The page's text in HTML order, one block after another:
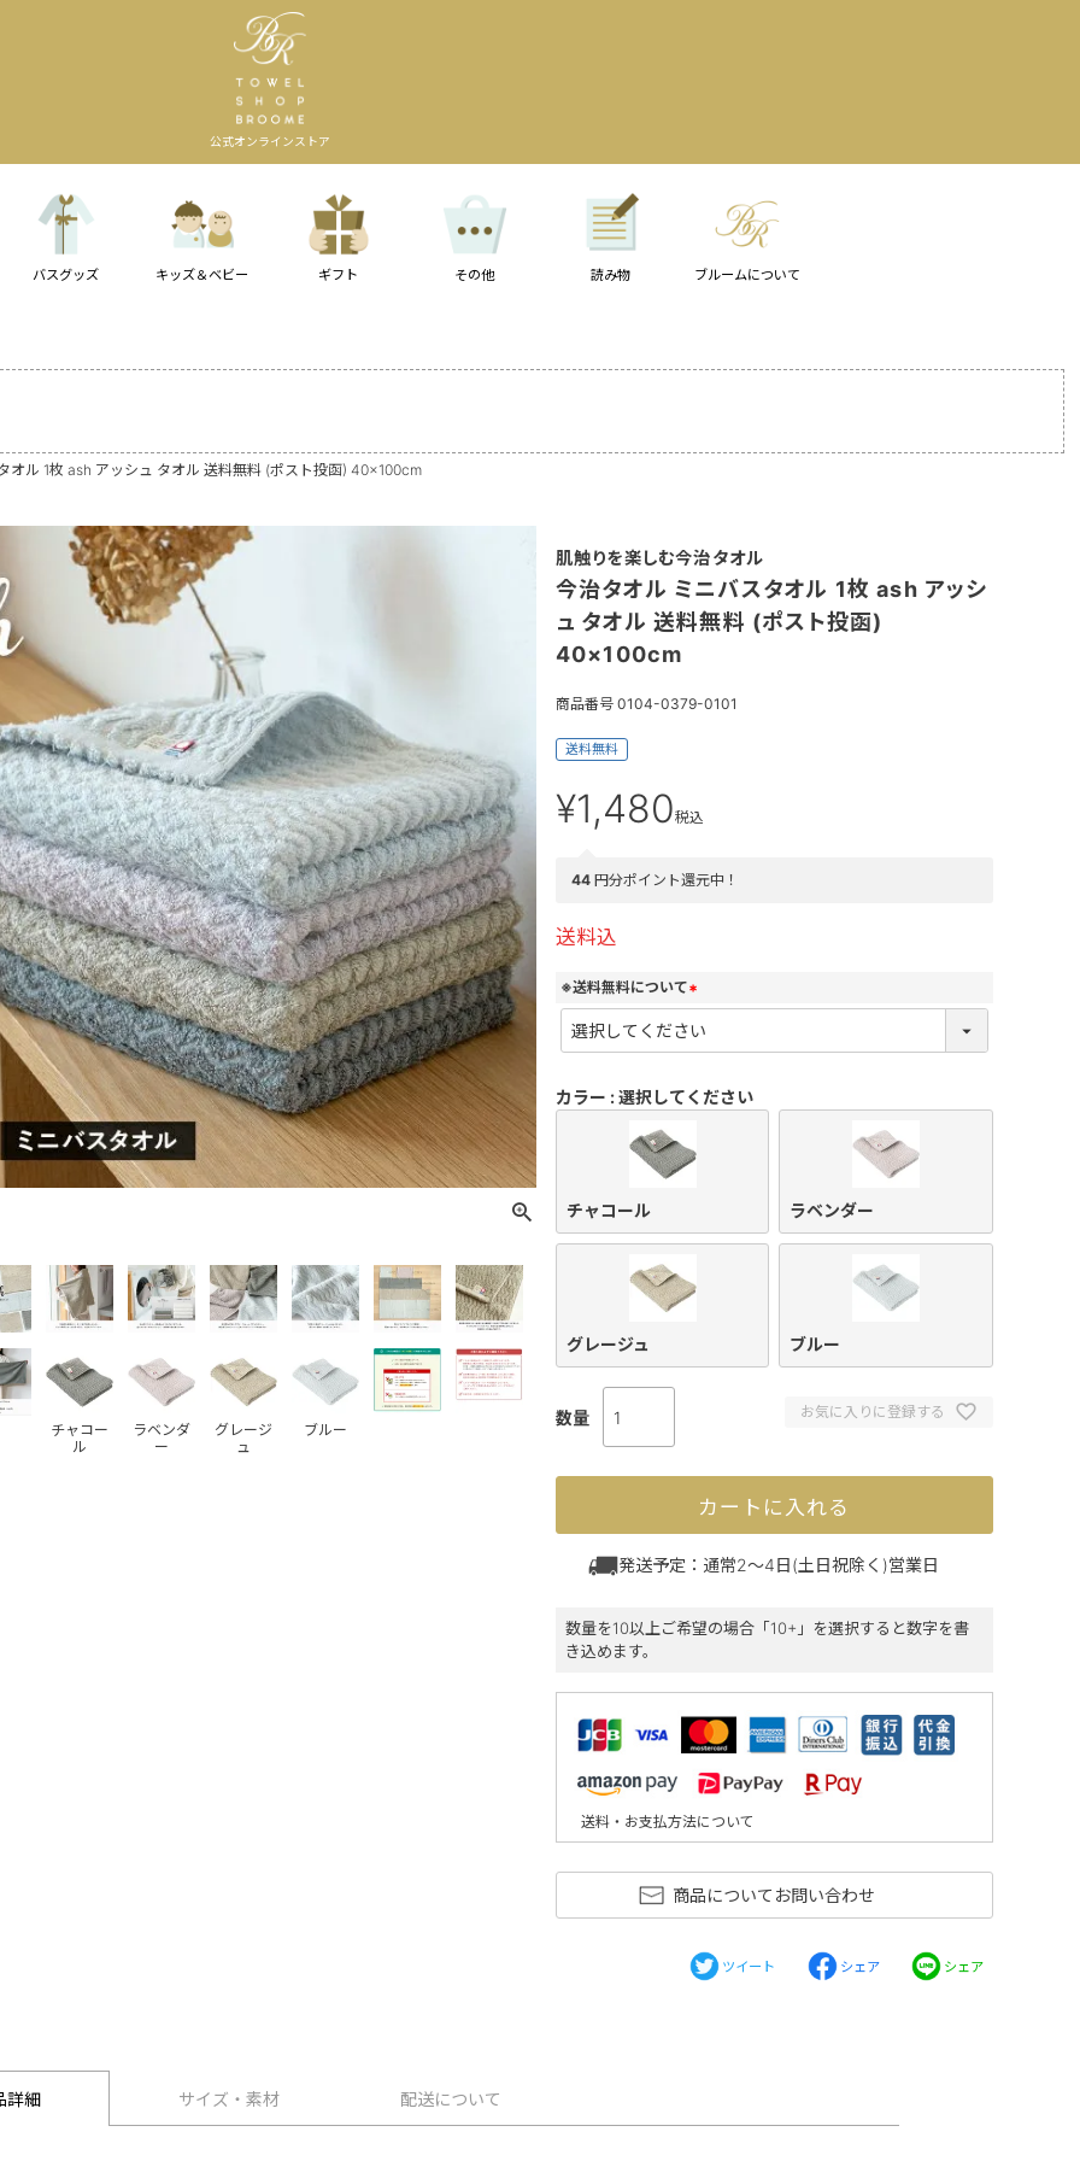
公式オンラインストア
バスグッズ キッズ＆ベビー ギフト その他 読み物 ブルームについて
オル 1枚 ash アッシュ タオル 送料無料 (ポスト投函) 40×100cm
チャコー
ル
ラベンダ
ー
グレージ
ュ
ブルー
肌触りを楽しむ今治タオル
今治タオル ミニバスタオル 1枚 ash アッシ
ュ タオル 送料無料 (ポスト投函)
40×100cm
商品番号 0104-0379-0101
送料無料
¥1,480税込
44 円分ポイント還元中！
送料込
※送料無料について
(
必
須
カラー 選択してください
チャコール ラベンダー
グレージュ ブルー
お気に入りに登録する
カートに入れる
発送予定：通常2～4日(土日祝除く)営業日
数量を10以上ご希望の場合「10+」を選択すると数字を書
き込めます。
送料・お支払方法について
商品についてお問い合わせ
ツイート シェア シェア
詳細 サイズ・素材 配送について